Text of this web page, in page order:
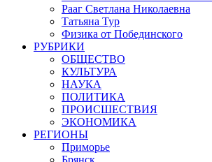
Рааг Светлана Николаевна
Татьяна Тур
Физика от Побединского
РУБРИКИ
ОБЩЕСТВО
КУЛЬТУРА
НАУКА
ПОЛИТИКА
ПРОИСШЕСТВИЯ
ЭКОНОМИКА
РЕГИОНЫ
Приморье
Брянск